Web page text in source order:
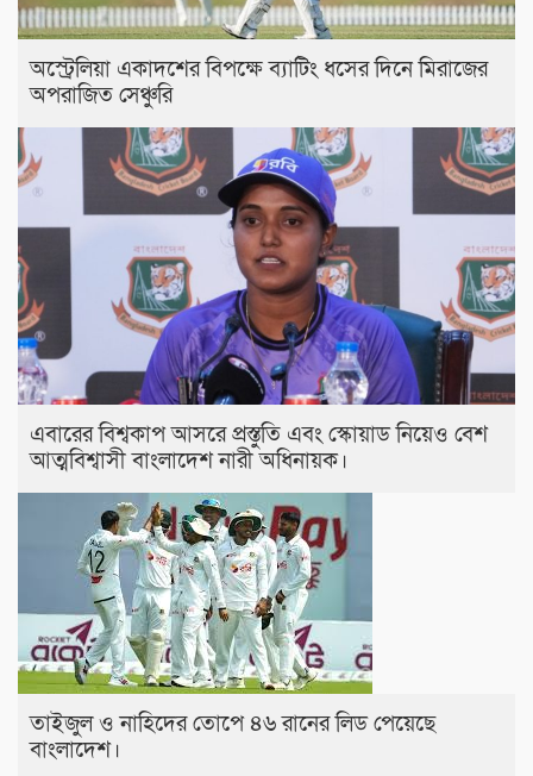
অস্ট্রেলিয়া একাদশের বিপক্ষে ব্যাটিং ধসের দিনে মিরাজের
অপরাজিত সেঞ্চুরি
এবারের বিশ্বকাপ আসরে প্রস্তুতি এবং স্কোয়াড নিয়েও বেশ
আত্মবিশ্বাসী বাংলাদেশ নারী অধিনায়ক।
তাইজুল ও নাহিদের তোপে ৪৬ রানের লিড পেয়েছে
বাংলাদেশ।